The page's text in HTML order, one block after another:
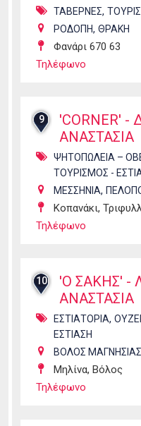
ΤΑΒΕΡΝΕΣ,
ΡΟΔΟΠΗ, ΘΡΑΚΗ
Φανάρι 670 63
Τηλέφωνο
9
'CORNER'
ΑΝΑΣΤΑΣΙΑ
ΨΗΤΟΠΩΛΕΙΑ –
ΤΟΥΡΙΣΜΟΣ -
ΜΕΣΣΗΝΙΑ,
Κοπανάκι,
Τηλέφωνο
10
'Ο ΣΑΚΗΣ' -
ΑΝΑΣΤΑΣΙΑ
ΕΣΤΙΑΤΟΡΙΑ,
ΕΣΤΙΑΣΗ
ΒΟΛΟΣ ΜΑΓΝΗΣΙΑΣ
Μηλίνα, Βόλος
Τηλέφωνο